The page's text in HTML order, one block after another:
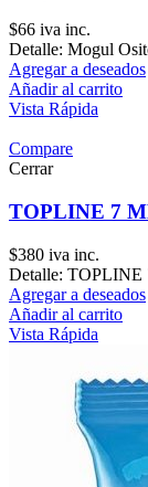
$66 iva inc.
Detalle: Mogul
Agregar a deseados
Añadir al carrito
Vista Rápida
Compare
Cerrar
TOPLINE 7
$380 iva inc.
Detalle: TOPLINE
Agregar a deseados
Añadir al carrito
Vista Rápida